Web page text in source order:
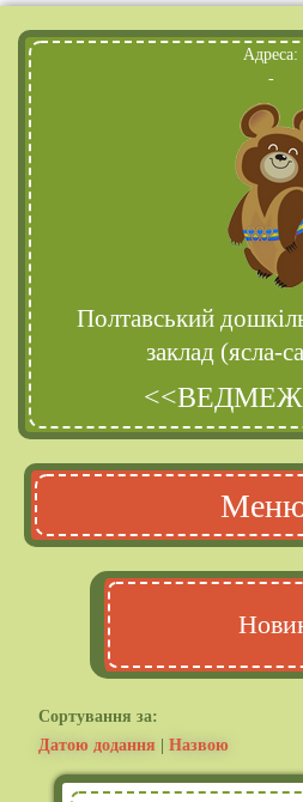
Адреса:
-
Полтавський
заклад (ясла-
Cортування за:
Датою додання
Назвою